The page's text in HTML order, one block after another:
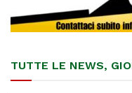
TUTTE LE NEWS,